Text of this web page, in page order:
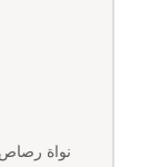
نواة رصاص